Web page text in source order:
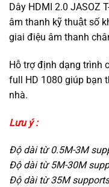
Dây HDMI 2.0 JASOZ
âm thanh kỹ thuật số
giai điệu âm thanh
Hỗ trợ định dạng trình
full HD 1080 giúp bạn
nhà.
Lưu ý :
Độ dài từ 0.5M-3M
Độ dài từ 5M-30M
Độ dài từ 35M